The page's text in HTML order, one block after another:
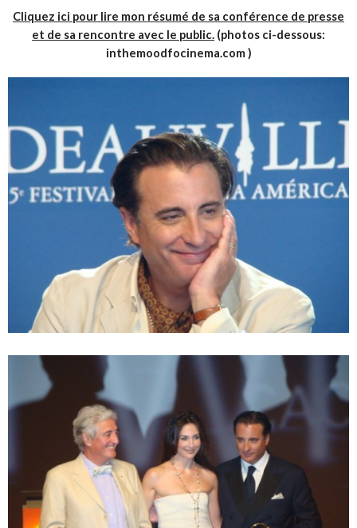
Cliquez ici pour lire mon résumé de sa conférence de presse
et de sa rencontre avec le public. (photos ci-dessous:
inthemoodfocinema.com )